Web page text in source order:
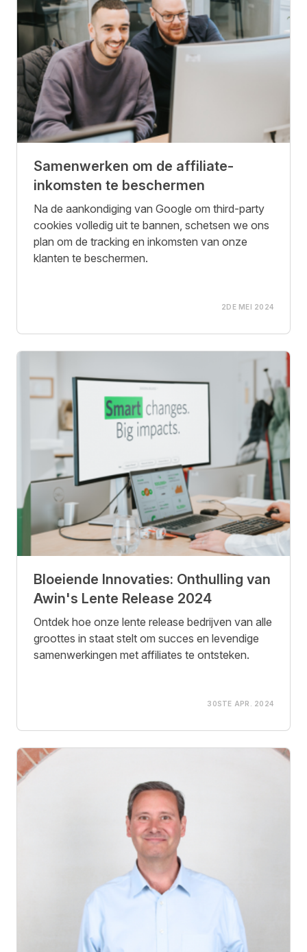
Samenwerken om de affiliate-
inkomsten te beschermen
Na de aankondiging van Google om third-party
cookies volledig uit te bannen, schetsen we ons
plan om de tracking en inkomsten van onze
klanten te beschermen.
2DE MEI 2024
Bloeiende Innovaties: Onthulling van
Awin's Lente Release 2024
Ontdek hoe onze lente release bedrijven van alle
groottes in staat stelt om succes en levendige
samenwerkingen met affiliates te ontsteken.
30STE APR. 2024